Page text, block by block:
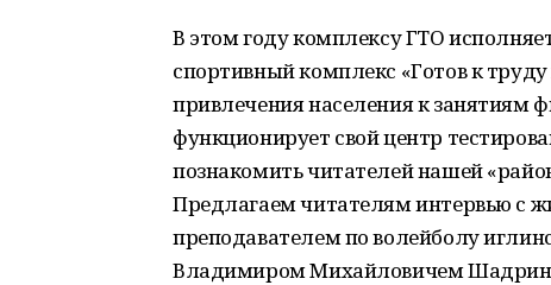
В этом году комплексу ГТО
спортивный комплекс «Готов к
привлечения населения к занятиям
функционирует свой центр
познакомить читателей нашей
Предлагаем читателям интервью с
преподавателем по волейболу
Владимиром Михайловичем